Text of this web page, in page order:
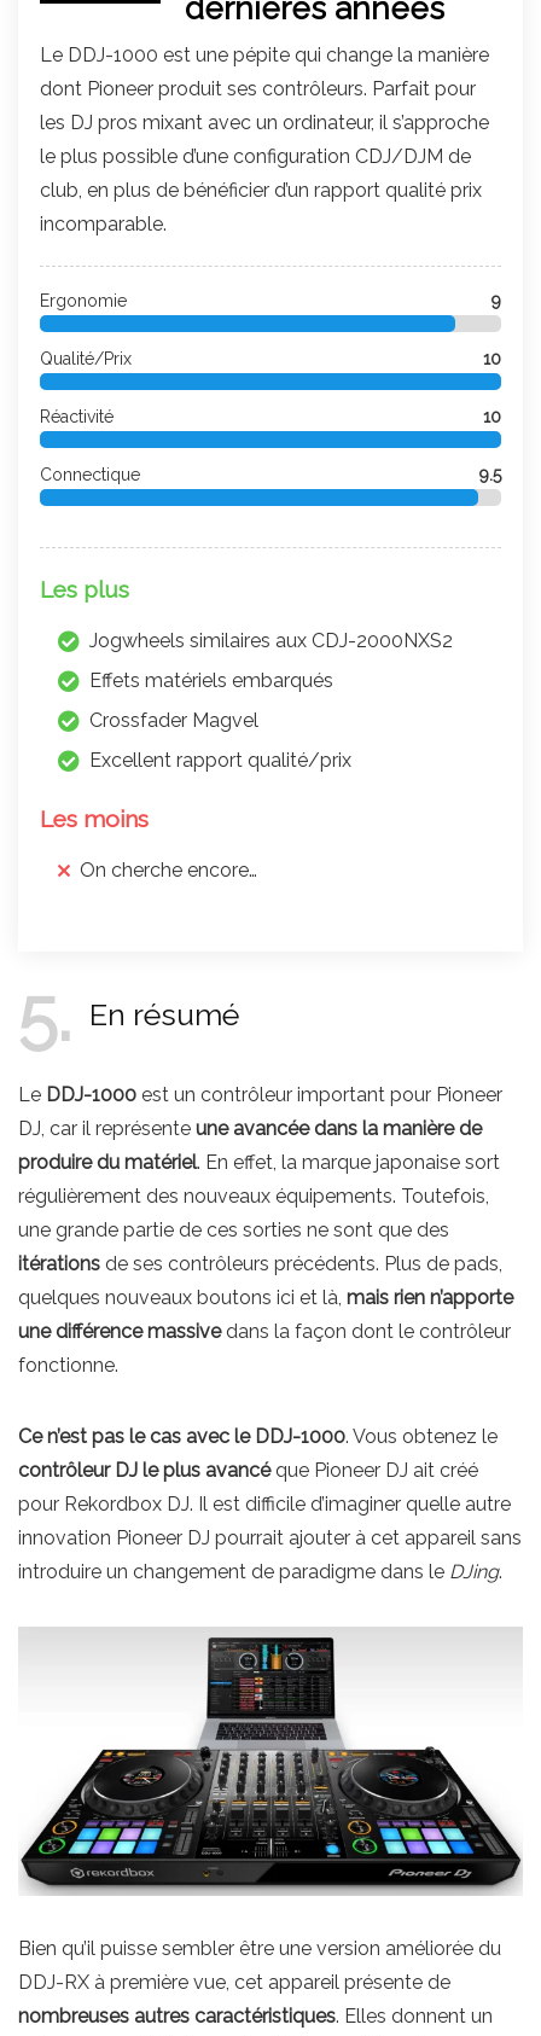
dernières années
Le DDJ-1000 est une pépite qui change la manière
dont Pioneer produit ses contrôleurs. Parfait pour
les DJ pros mixant avec un ordinateur, il s’approche
le plus possible d’une configuration CDJ/DJM de
club, en plus de bénéficier d’un rapport qualité prix
incomparable.
Ergonomie 9
Qualité/Prix 10
Réactivité 10
Connectique 9.5
Les plus
Jogwheels similaires aux CDJ-2000NXS2
Effets matériels embarqués
Crossfader Magvel
Excellent rapport qualité/prix
Les moins
On cherche encore…
5 En résumé
Le DDJ-1000 est un contrôleur important pour Pioneer
DJ, car il représente une avancée dans la manière de
produire du matériel. En effet, la marque japonaise sort
régulièrement des nouveaux équipements. Toutefois,
une grande partie de ces sorties ne sont que des
itérations de ses contrôleurs précédents. Plus de pads,
quelques nouveaux boutons ici et là, mais rien n’apporte
une différence massivedans la façon dont le contrôleur
fonctionne.
Ce n’est pas le cas avec le DDJ-1000. Vous obtenez le
contrôleur DJ le plus avancéque Pioneer DJ ait créé
pour Rekordbox DJ. Il est difficile d’imaginer quelle autre
innovation Pioneer DJ pourrait ajouter à cet appareil sans
introduire un changement de paradigme dans le DJing.
Bien qu’il puisse sembler être une version améliorée du
DDJ-RX à première vue, cet appareil présente de
nombreuses autres caractéristiques. Elles donnent un